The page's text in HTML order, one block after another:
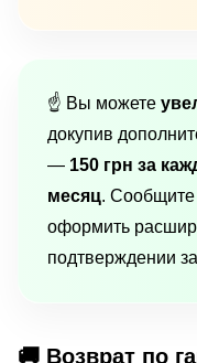
☝️ Вы можете
докупив
— 150 грн за
месяц.
оформить
подтверждении
🚚 Возврат по